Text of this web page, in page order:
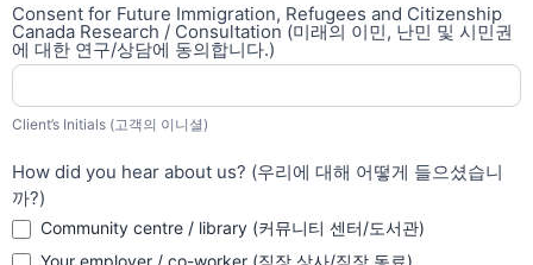
Consent for Future Immigration, Refugees and Citizenship
Canada Research / Consultation (미래의 이민, 난민 및 시민권
에 대한 연구/상담에 동의합니다.)
Client’s Initials (고객의 이니셜)
How did you hear about us? (우리에 대해 어떻게 들으셨습니
까?)
Community centre / library (커뮤니티 센터/도서관)
Your employer / co-worker (직장 상사/직장 동료)